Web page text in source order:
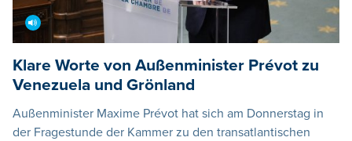
Klare Worte von Außenminister Prévot zu
Venezuela und Grönland
Außenminister Maxime Prévot hat sich am Donnerstag in
der Fragestunde der Kammer zu den transatlantischen